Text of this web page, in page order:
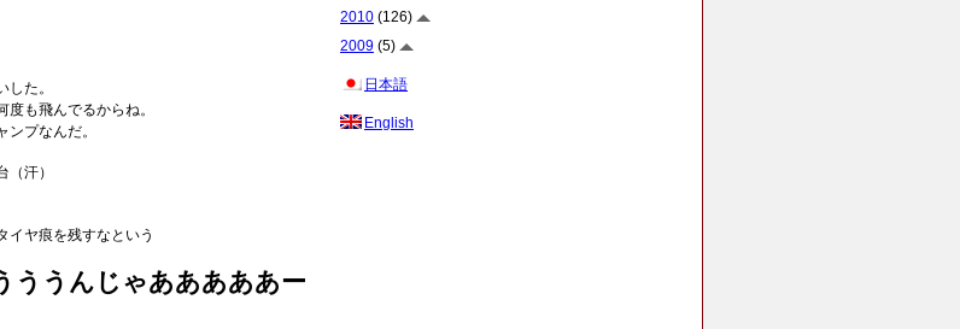
た。
も飛んでるからね。
プなんだ。
汗）
イヤ痕を残すなという
ううんじゃあああああー
2010 (126)
2009 (5)
日本語
English